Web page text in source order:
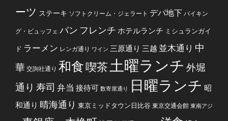
ーツ ステーキ ソフトクリーム・ジェラート デパ地下 バイキン
グ・ビュッフェ パン フレンチ ホテルランチ ミシュランガイ
ド ラーメン レンガ通り ワイン 三原通り 三越 並木通り 中
華 交詢社通り 和食喫茶 土曜ランチ 外堀
通り 寿司 弁当 接待可 数寄屋通り 日曜ランチ 昭
和通り 晴海通り 東京ミッドタウン日比谷 東京交通会館 東南アジ